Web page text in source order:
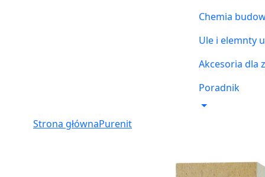
Chemia
Ule i elemnty
Akcesoria dla
Poradnik
Strona głównaPurenit